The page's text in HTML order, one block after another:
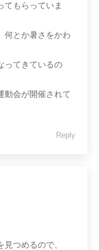
てもらっていま
何とか暑さをかわ
ってきているの
動会が開催されて
Reply
つめるので、